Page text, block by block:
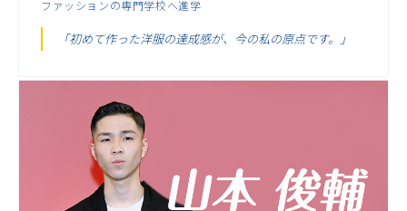
ファッションの専門学校へ進学
「初めて作った洋服の達成感が、今の私の原点です。」